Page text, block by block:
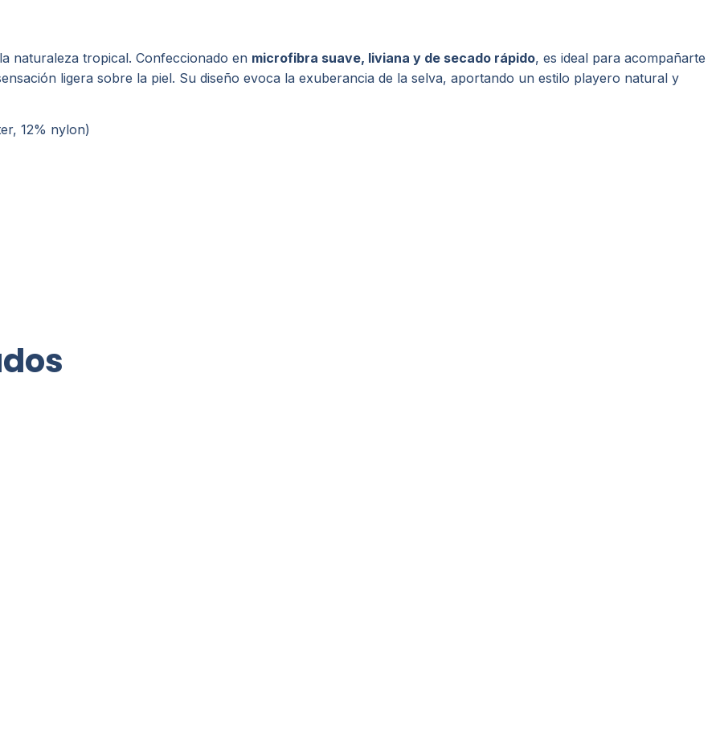
naturaleza tropical. Confeccionado en microfibra suave, liviana y de secado rápido, es ideal para acompañarte
ligera sobre la piel. Su diseño evoca la exuberancia de la selva, aportando un estilo playero natural y
12% nylon)